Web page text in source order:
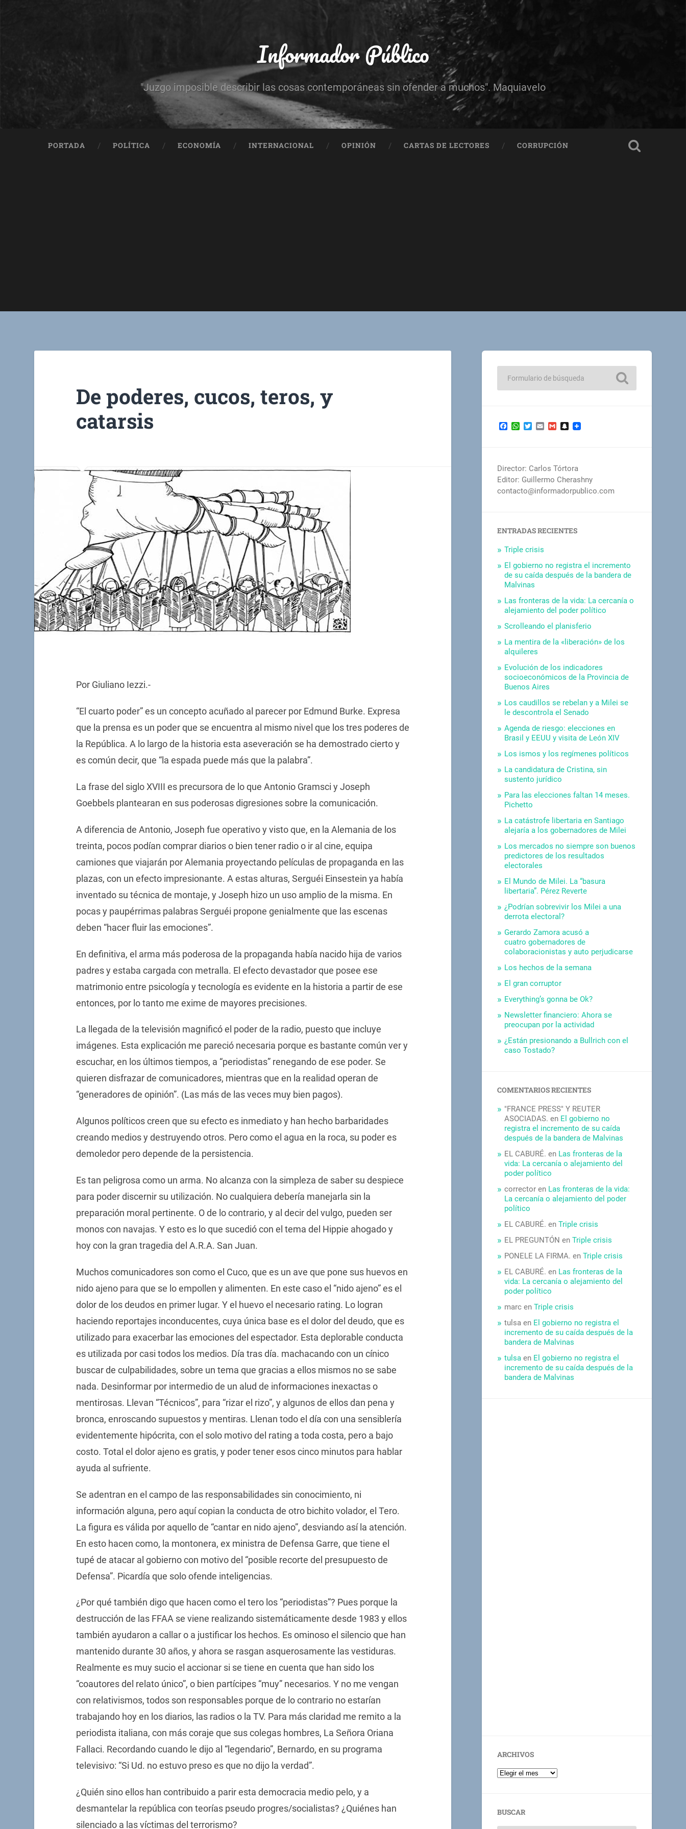
Informador Público
"Juzgo imposible describir las cosas contemporáneas sin ofender a muchos". Maquiavelo
PORTADA POLÍTICA ECONOMÍA INTERNACIONAL OPINIÓN CARTAS DE LECTORES CORRUPCIÓN
De poderes, cucos, teros, y
catarsis
Por Giuliano Iezzi.-
“El cuarto poder” es un concepto acuñado al parecer por Edmund Burke. Expresa
que la prensa es un poder que se encuentra al mismo nivel que los tres poderes de
la República. A lo largo de la historia esta aseveración se ha demostrado cierto y
es común decir, que “la espada puede más que la palabra”.
La frase del siglo XVIII es precursora de lo que Antonio Gramsci y Joseph
Goebbels plantearan en sus poderosas digresiones sobre la comunicación.
A diferencia de Antonio, Joseph fue operativo y visto que, en la Alemania de los
treinta, pocos podían comprar diarios o bien tener radio o ir al cine, equipa
camiones que viajarán por Alemania proyectando películas de propaganda en las
plazas, con un efecto impresionante. A estas alturas, Serguéi Einsestein ya había
inventado su técnica de montaje, y Joseph hizo un uso amplio de la misma. En
pocas y paupérrimas palabras Serguéi propone genialmente que las escenas
deben “hacer fluir las emociones”.
En definitiva, el arma más poderosa de la propaganda había nacido hija de varios
padres y estaba cargada con metralla. El efecto devastador que posee ese
matrimonio entre psicología y tecnología es evidente en la historia a partir de ese
entonces, por lo tanto me exime de mayores precisiones.
La llegada de la televisión magnificó el poder de la radio, puesto que incluye
imágenes. Esta explicación me pareció necesaria porque es bastante común ver y
escuchar, en los últimos tiempos, a “periodistas” renegando de ese poder. Se
quieren disfrazar de comunicadores, mientras que en la realidad operan de
“generadores de opinión”. (Las más de las veces muy bien pagos).
Algunos políticos creen que su efecto es inmediato y han hecho barbaridades
creando medios y destruyendo otros. Pero como el agua en la roca, su poder es
demoledor pero depende de la persistencia.
Es tan peligrosa como un arma. No alcanza con la simpleza de saber su despiece
para poder discernir su utilización. No cualquiera debería manejarla sin la
preparación moral pertinente. O de lo contrario, y al decir del vulgo, pueden ser
monos con navajas. Y esto es lo que sucedió con el tema del Hippie ahogado y
hoy con la gran tragedia del A.R.A. San Juan.
Muchos comunicadores son como el Cuco, que es un ave que pone sus huevos en
nido ajeno para que se lo empollen y alimenten. En este caso el “nido ajeno” es el
dolor de los deudos en primer lugar. Y el huevo el necesario rating. Lo logran
haciendo reportajes inconducentes, cuya única base es el dolor del deudo, que es
utilizado para exacerbar las emociones del espectador. Esta deplorable conducta
es utilizada por casi todos los medios. Día tras día. machacando con un cínico
buscar de culpabilidades, sobre un tema que gracias a ellos mismos no se sabe
nada. Desinformar por intermedio de un alud de informaciones inexactas o
mentirosas. Llevan “Técnicos”, para “rizar el rizo”, y algunos de ellos dan pena y
bronca, enroscando supuestos y mentiras. Llenan todo el día con una sensiblería
evidentemente hipócrita, con el solo motivo del rating a toda costa, pero a bajo
costo. Total el dolor ajeno es gratis, y poder tener esos cinco minutos para hablar
ayuda al sufriente.
Se adentran en el campo de las responsabilidades sin conocimiento, ni
información alguna, pero aquí copian la conducta de otro bichito volador, el Tero.
La figura es válida por aquello de “cantar en nido ajeno”, desviando así la atención.
En esto hacen como, la montonera, ex ministra de Defensa Garre, que tiene el
tupé de atacar al gobierno con motivo del “posible recorte del presupuesto de
Defensa”. Picardía que solo ofende inteligencias.
¿Por qué también digo que hacen como el tero los “periodistas”? Pues porque la
destrucción de las FFAA se viene realizando sistemáticamente desde 1983 y ellos
también ayudaron a callar o a justificar los hechos. Es ominoso el silencio que han
mantenido durante 30 años, y ahora se rasgan asquerosamente las vestiduras.
Realmente es muy sucio el accionar si se tiene en cuenta que han sido los
“coautores del relato único”, o bien partícipes “muy” necesarios. Y no me vengan
con relativismos, todos son responsables porque de lo contrario no estarían
trabajando hoy en los diarios, las radios o la TV. Para más claridad me remito a la
periodista italiana, con más coraje que sus colegas hombres, La Señora Oriana
Fallaci. Recordando cuando le dijo al “legendario”, Bernardo, en su programa
televisivo: “Si Ud. no estuvo preso es que no dijo la verdad”.
¿Quién sino ellos han contribuido a parir esta democracia medio pelo, y a
desmantelar la república con teorías pseudo progres/socialistas? ¿Quiénes han
silenciado a las víctimas del terrorismo?
Facebook
WhatsApp
TwitterEmailGmailSnapchat
Director: Carlos Tórtora
Editor: Guillermo Cherashny
contacto@informadorpublico.com
ENTRADAS RECIENTES
Triple crisis
El gobierno no registra el incremento
de su caída después de la bandera de
Malvinas
Las fronteras de la vida: La cercanía o
alejamiento del poder político
Scrolleando el planisferio
La mentira de la «liberación» de los
alquileres
Evolución de los indicadores
socioeconómicos de la Provincia de
Buenos Aires
Los caudillos se rebelan y a Milei se
le descontrola el Senado
Agenda de riesgo: elecciones en
Brasil y EEUU y visita de León XIV
Los ismos y los regímenes políticos
La candidatura de Cristina, sin
sustento jurídico
Para las elecciones faltan 14 meses.
Pichetto
La catástrofe libertaria en Santiago
alejaría a los gobernadores de Milei
Los mercados no siempre son buenos
predictores de los resultados
electorales
El Mundo de Milei. La “basura
libertaria”. Pérez Reverte
¿Podrían sobrevivir los Milei a una
derrota electoral?
Gerardo Zamora acusó a
cuatro gobernadores de
colaboracionistas y auto perjudicarse
Los hechos de la semana
El gran corruptor
Everything’s gonna be Ok?
Newsletter financiero: Ahora se
preocupan por la actividad
¿Están presionando a Bullrich con el
caso Tostado?
COMENTARIOS RECIENTES
"FRANCE PRESS" Y REUTER
ASOCIADAS. en El gobierno no
registra el incremento de su caída
después de la bandera de Malvinas
EL CABURÉ. en Las fronteras de la
vida: La cercanía o alejamiento del
poder político
corrector en Las fronteras de la vida:
La cercanía o alejamiento del poder
político
EL CABURÉ. enTriple crisis
EL PREGUNTÓN enTriple crisis
PONELE LA FIRMA. enTriple crisis
EL CABURÉ. en Las fronteras de la
vida: La cercanía o alejamiento del
poder político
marc enTriple crisis
tulsa en El gobierno no registra el
incremento de su caída después de la
bandera de Malvinas
tulsa en El gobierno no registra el
incremento de su caída después de la
bandera de Malvinas
ARCHIVOS
BUSCAR